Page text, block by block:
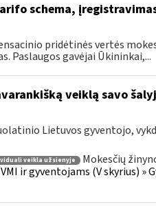
schema,
pridėtinės vertės
Paslaugos gavėjai Ūkininkai,...
veiklą savo
Lietuvos gyventojo,
veikla užsienyje Mokesčių
ir gyventojams (V skyrius) »